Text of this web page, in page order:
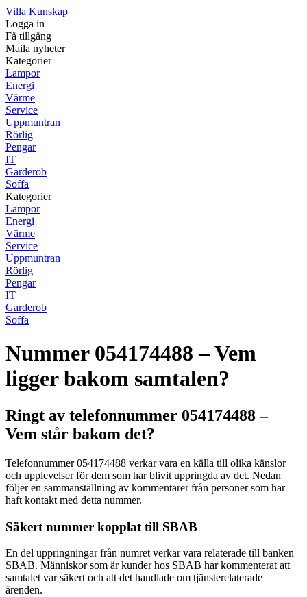
Villa Kunskap
Logga in
Få tillgång
Maila nyheter
Kategorier
Lampor
Energi
Värme
Service
Uppmuntran
Rörlig
Pengar
IT
Garderob
Soffa
Kategorier
Lampor
Energi
Värme
Service
Uppmuntran
Rörlig
Pengar
IT
Garderob
Soffa
Nummer 054174488 – Vem
ligger bakom samtalen?
Ringt av telefonnummer 054174488 –
Vem står bakom det?
Telefonnummer 054174488 verkar vara en källa till olika känslor
och upplevelser för dem som har blivit uppringda av det. Nedan
följer en sammanställning av kommentarer från personer som har
haft kontakt med detta nummer.
Säkert nummer kopplat till SBAB
En del uppringningar från numret verkar vara relaterade till banken
SBAB. Människor som är kunder hos SBAB har kommenterat att
samtalet var säkert och att det handlade om tjänsterelaterade
ärenden.